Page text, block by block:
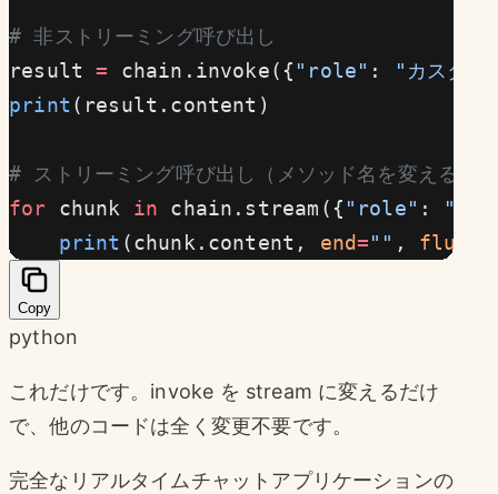
# 非ストリーミング呼び出し
result = chain.invoke({ "role" :
"カスタマ
print (result.content)
# ストリーミング呼び出し（メソッド名を変えるだ
for chunk in chain.stream({ "role" :
"カ
    print
(chunk.content, end="" , flush
Copy
python
これだけです。invoke を stream に変えるだけ
で、他のコードは全く変更不要です。
完全なリアルタイムチャットアプリケーションの